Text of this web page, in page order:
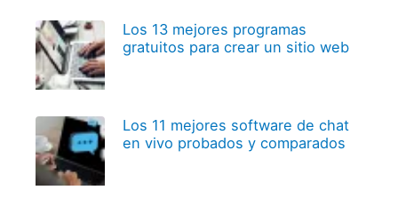
Los 13 mejores programas
gratuitos para crear un sitio web
Los 11 mejores software de chat
en vivo probados y comparados